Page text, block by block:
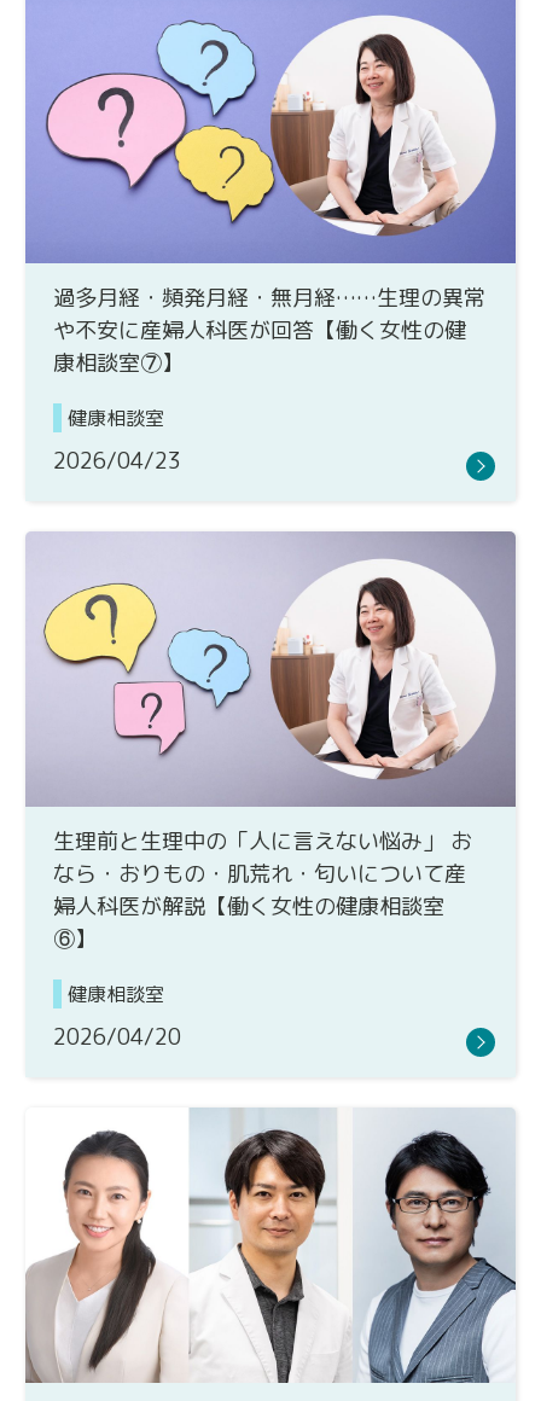
過多月経・頻発月経・無月経……生理の異常
や不安に産婦人科医が回答【働く女性の健
康相談室⑦】
健康相談室
2026/04/23
生理前と生理中の「人に言えない悩み」 お
なら・おりもの・肌荒れ・匂いについて産
婦人科医が解説【働く女性の健康相談室
⑥】
健康相談室
2026/04/20